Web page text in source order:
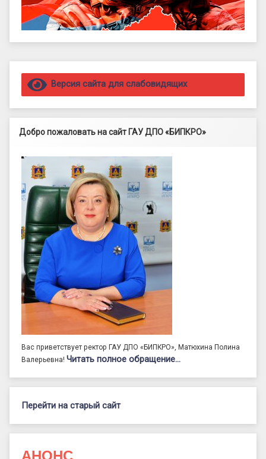
Правый сайдбар
Версия сайта для слабовидящих
Добро пожаловать на сайт ГАУ ДПО «БИПКРО»
Вас приветствует ректор ГАУ ДПО «БИПКРО», Матюхина Полина
Валерьевна! Читать полное обращение…
Перейти на старый сайт